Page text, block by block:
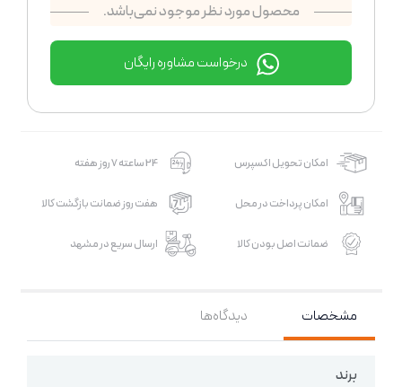
محصول مورد نظر موجود نمی‌باشد.
درخواست مشاوره رایگان
امکان تحویل اکسپرس 24 ساعته 7 روز هفته
امکان پرداخت در محل هفت روز ضمانت بازگشت کالا
ضمانت اصل بودن کالا ارسال سریع در مشهد
مشخصات دیدگاه‌ها
برند